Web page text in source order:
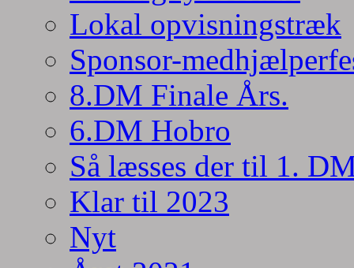
Lokal opvisningstræk
Sponsor-
8.DM Finale Års.
6.DM Hobro
Så læsses der til 1.
Klar til 2023
Nyt